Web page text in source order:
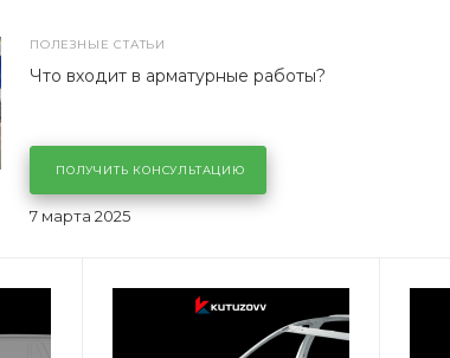
ПОЛЕЗНЫЕ СТАТЬИ
7 марта 2025
Что входит в арматурные работы?
ПОЛУЧИТЬ КОНСУЛЬТАЦИЮ